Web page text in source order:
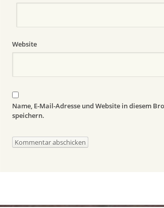
Website
Name, E-Mail-Adresse und Website in diesem
speichern.